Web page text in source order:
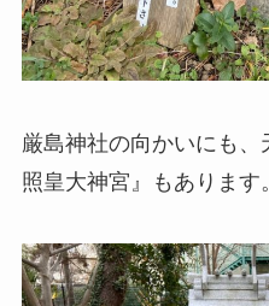
厳島神社の向かいにも
照皇大神宮』もあります。